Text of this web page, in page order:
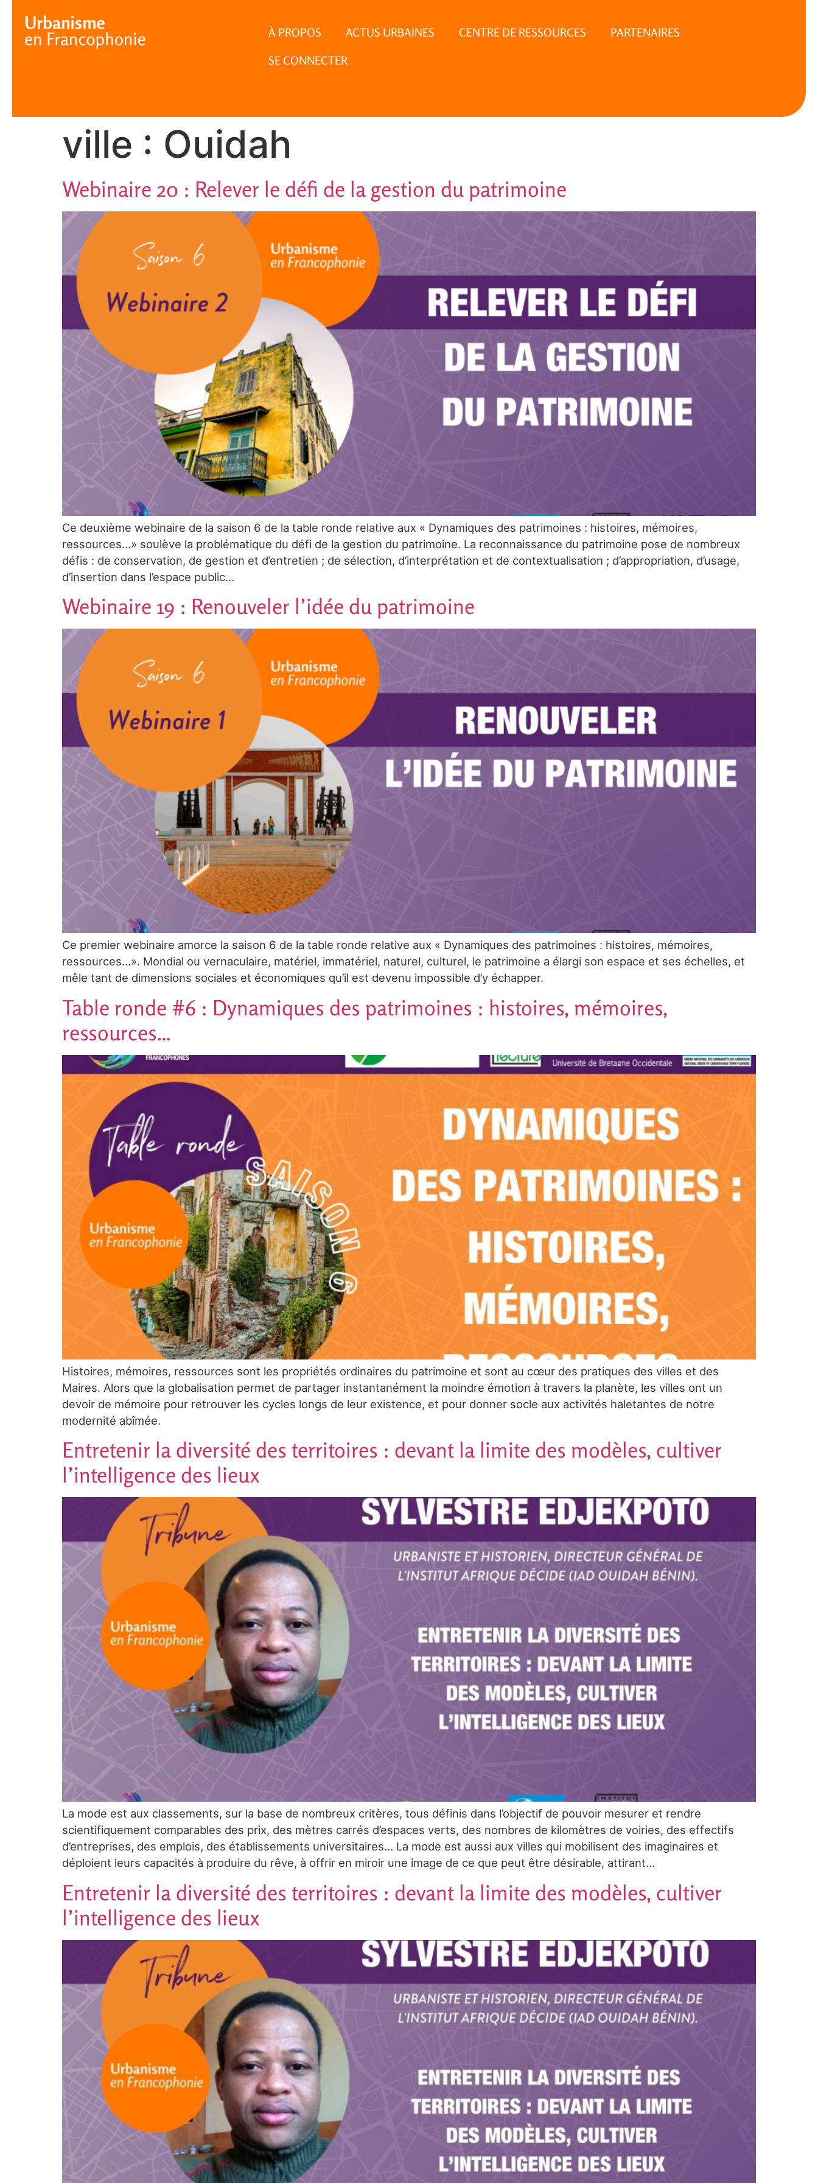
À PROPOS ACTUS URBAINES CENTRE DE RESSOURCES PARTENAIRES
SE CONNECTER
ville : Ouidah
Webinaire 20 : Relever le défi de la gestion du patrimoine
Ce deuxième webinaire de la saison 6 de la table ronde relative aux « Dynamiques des patrimoines : histoires, mémoires,
ressources…» soulève la problématique du défi de la gestion du patrimoine. La reconnaissance du patrimoine pose de nombreux
défis : de conservation, de gestion et d’entretien ; de sélection, d’interprétation et de contextualisation ; d’appropriation, d’usage,
d’insertion dans l’espace public…
Webinaire 19 : Renouveler l’idée du patrimoine
Ce premier webinaire amorce la saison 6 de la table ronde relative aux « Dynamiques des patrimoines : histoires, mémoires,
ressources…». Mondial ou vernaculaire, matériel, immatériel, naturel, culturel, le patrimoine a élargi son espace et ses échelles, et
mêle tant de dimensions sociales et économiques qu’il est devenu impossible d’y échapper.
Table ronde #6 : Dynamiques des patrimoines : histoires, mémoires,
ressources…
Histoires, mémoires, ressources sont les propriétés ordinaires du patrimoine et sont au cœur des pratiques des villes et des
Maires. Alors que la globalisation permet de partager instantanément la moindre émotion à travers la planète, les villes ont un
devoir de mémoire pour retrouver les cycles longs de leur existence, et pour donner socle aux activités haletantes de notre
modernité abîmée.
Entretenir la diversité des territoires : devant la limite des modèles, cultiver
l’intelligence des lieux
La mode est aux classements, sur la base de nombreux critères, tous définis dans l’objectif de pouvoir mesurer et rendre
scientifiquement comparables des prix, des mètres carrés d’espaces verts, des nombres de kilomètres de voiries, des effectifs
d’entreprises, des emplois, des établissements universitaires… La mode est aussi aux villes qui mobilisent des imaginaires et
déploient leurs capacités à produire du rêve, à offrir en miroir une image de ce que peut être désirable, attirant…
Entretenir la diversité des territoires : devant la limite des modèles, cultiver
l’intelligence des lieux